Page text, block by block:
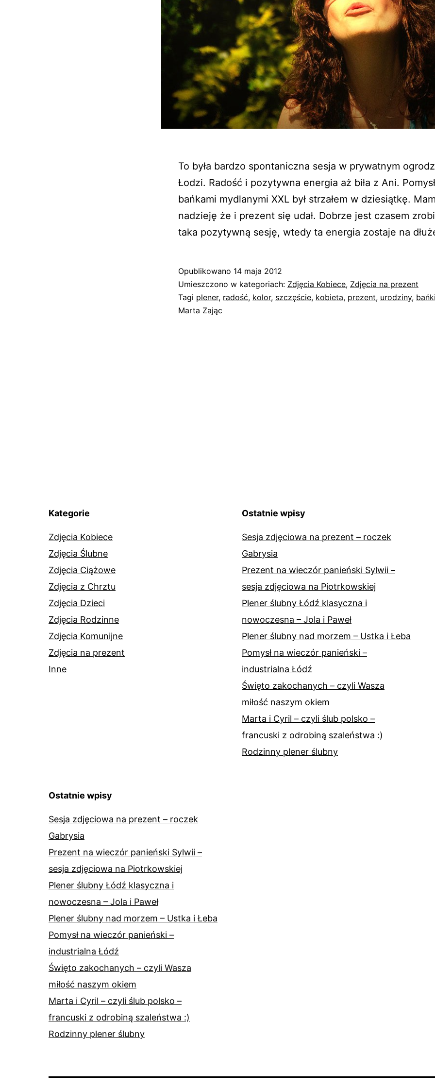
To była bardzo spontaniczna sesja w prywatnym
Łodzi. Radość i pozytywna energia aż biła z Ani.
bańkami mydlanymi XXL był strzałem w dziesiątkę.
nadzieję że i prezent się udał. Dobrze jest czasem
taka pozytywną sesję, wtedy ta energia zostaje na
Opublikowano 14 maja 2012
Umieszczono w kategoriach: Zdjęcia Kobiece, Zdjęcia na prezent
Tagi plener, radość, kolor, szczęście, kobieta, prezent, urodziny,
Marta Zając
Kategorie
Zdjęcia Kobiece
Zdjęcia Ślubne
Zdjęcia Ciążowe
Zdjęcia z Chrztu
Zdjęcia Dzieci
Zdjęcia Rodzinne
Zdjęcia Komunijne
Zdjęcia na prezent
Inne
Ostatnie wpisy
Sesja zdjęciowa na prezent – roczek
Gabrysia
Prezent na wieczór panieński Sylwii –
sesja zdjęciowa na Piotrkowskiej
Plener ślubny Łódź klasyczna i
nowoczesna – Jola i Paweł
Plener ślubny nad morzem – Ustka i Łeba
Pomysł na wieczór panieński –
industrialna Łódź
Święto zakochanych – czyli Wasza
miłość naszym okiem
Marta i Cyril – czyli ślub polsko –
francuski z odrobiną szaleństwa :)
Rodzinny plener ślubny
Ostatnie wpisy
Sesja zdjęciowa na prezent – roczek
Gabrysia
Prezent na wieczór panieński Sylwii –
sesja zdjęciowa na Piotrkowskiej
Plener ślubny Łódź klasyczna i
nowoczesna – Jola i Paweł
Plener ślubny nad morzem – Ustka i Łeba
Pomysł na wieczór panieński –
industrialna Łódź
Święto zakochanych – czyli Wasza
miłość naszym okiem
Marta i Cyril – czyli ślub polsko –
francuski z odrobiną szaleństwa :)
Rodzinny plener ślubny